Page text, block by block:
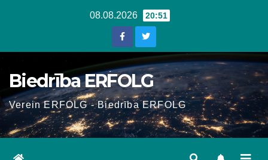
08.08.2026 20:51
Biedrība ERFOLG
Verein ERFOLG - Biedrība ERFOLG